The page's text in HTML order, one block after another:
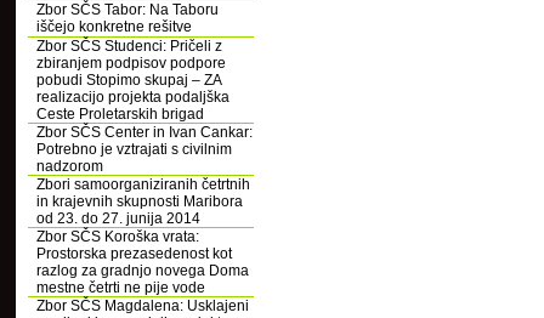
Zbor SČS Tabor: Na Taboru
iščejo konkretne rešitve
Zbor SČS Studenci: Pričeli z
zbiranjem podpisov podpore
pobudi Stopimo skupaj – ZA
realizacijo projekta podaljška
Ceste Proletarskih brigad
Zbor SČS Center in Ivan Cankar:
Potrebno je vztrajati s civilnim
nadzorom
Zbori samoorganiziranih četrtnih
in krajevnih skupnosti Maribora
od 23. do 27. junija 2014
Zbor SČS Koroška vrata:
Prostorska prezasedenost kot
razlog za gradnjo novega Doma
mestne četrti ne pije vode
Zbor SČS Magdalena: Usklajeni